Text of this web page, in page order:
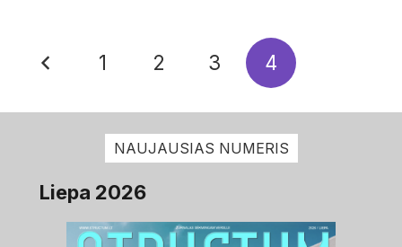
1 2 3 4
NAUJAUSIAS NUMERIS
Liepa 2026